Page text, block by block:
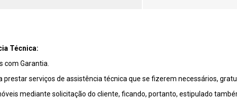
Técnica:
com Garantia.
serviços de assistência técnica que se fizerem necessários,
mediante solicitação do cliente, ficando, portanto, estipulado